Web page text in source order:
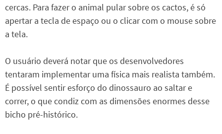
cercas. Para fazer o animal pular sobre os cactos, é só
apertar a tecla de espaço ou o clicar com o mouse sobre
a tela.
O usuário deverá notar que os desenvolvedores
tentaram implementar uma física mais realista também.
É possível sentir esforço do dinossauro ao saltar e
correr, o que condiz com as dimensões enormes desse
bicho pré-histórico.